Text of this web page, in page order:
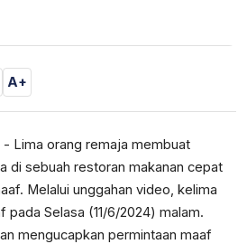
A+
- Lima orang remaja membuat
di sebuah restoran makanan cepat
Melalui unggahan video, kelima
pada Selasa (11/6/2024) malam.
mengucapkan permintaan maaf